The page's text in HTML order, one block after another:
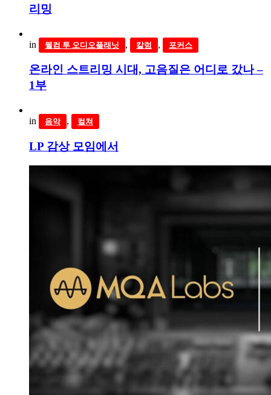
리밍
in 웰컴 투 오디오플래닛 , 칼럼 , 포커스
온라인 스트리밍 시대, 고음질은 어디로 갔나 –
1부
in 음악 , 컬쳐
LP 감상 모임에서